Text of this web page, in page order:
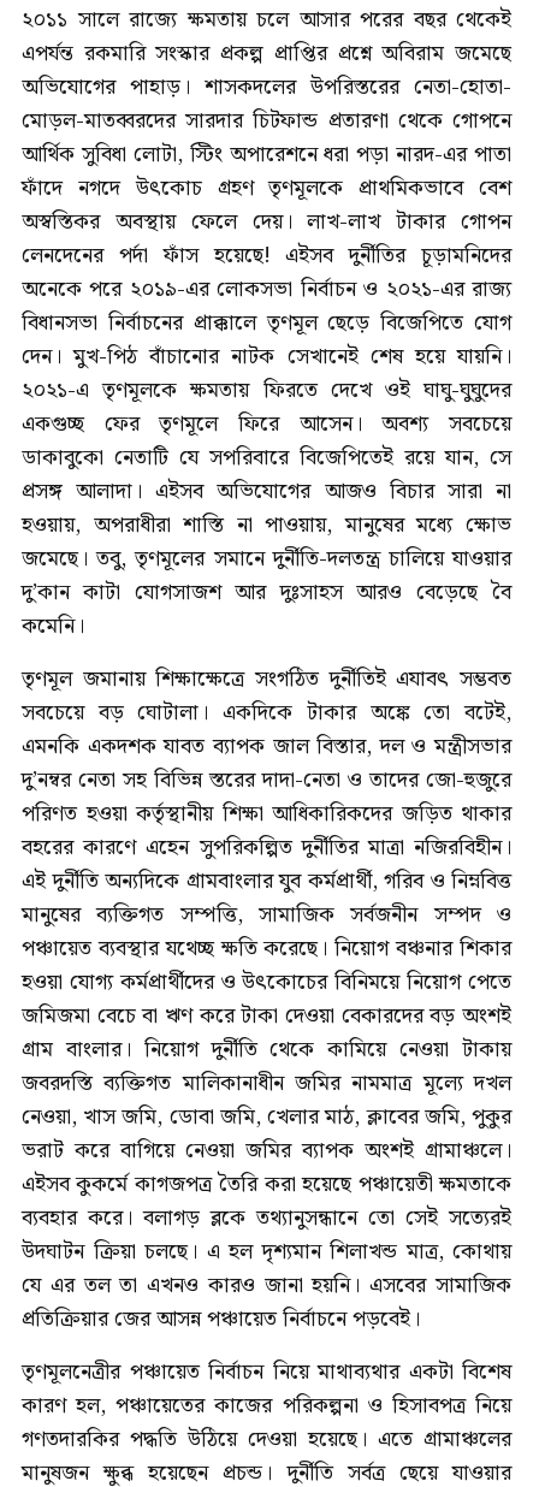
২০১১ সালে রাজ্যে ক্ষমতায় চলে আসার পরের বছর থেকেই
এপর্যন্ত রকমারি সংস্কার প্রকল্প প্রাপ্তির প্রশ্নে অবিরাম জমেছে
অভিযোগের পাহাড়। শাসকদলের উপরিস্তরের নেতা-হোতা-
মোড়ল-মাতব্বরদের সারদার চিটফান্ড প্রতারণা থেকে গোপনে
আর্থিক সুবিধা লোটা, স্টিং অপারেশনে ধরা পড়া নারদ-এর পাতা
ফাঁদে নগদে উৎকোচ গ্রহণ তৃণমূলকে প্রাথমিকভাবে বেশ
অস্বস্তিকর অবস্থায় ফেলে দেয়। লাখ-লাখ টাকার গোপন
লেনদেনের পর্দা ফাঁস হয়েছে! এইসব দুর্নীতির চূড়ামনিদের
অনেকে পরে ২০১৯-এর লোকসভা নির্বাচন ও ২০২১-এর রাজ্য
বিধানসভা নির্বাচনের প্রাক্কালে তৃণমূল ছেড়ে বিজেপিতে যোগ
দেন। মুখ-পিঠ বাঁচানোর নাটক সেখানেই শেষ হয়ে যায়নি।
২০২১-এ তৃণমূলকে ক্ষমতায় ফিরতে দেখে ওই ঘাঘু-ঘুঘুদের
একগুচ্ছ ফের তৃণমূলে ফিরে আসেন। অবশ্য সবচেয়ে
ডাকাবুকো নেতাটি যে সপরিবারে বিজেপিতেই রয়ে যান, সে
প্রসঙ্গ আলাদা। এইসব অভিযোগের আজও বিচার সারা না
হওয়ায়, অপরাধীরা শাস্তি না পাওয়ায়, মানুষের মধ্যে ক্ষোভ
জমেছে। তবু, তৃণমূলের সমানে দুর্নীতি-দলতন্ত্র চালিয়ে যাওয়ার
দু’কান কাটা যোগসাজশ আর দুঃসাহস আরও বেড়েছে বৈ
কমেনি।
তৃণমূল জমানায় শিক্ষাক্ষেত্রে সংগঠিত দুর্নীতিই এযাবৎ সম্ভবত
সবচেয়ে বড় ঘোটালা। একদিকে টাকার অঙ্কে তো বটেই,
এমনকি একদশক যাবত ব্যাপক জাল বিস্তার, দল ও মন্ত্রীসভার
দু’নম্বর নেতা সহ বিভিন্ন স্তরের দাদা-নেতা ও তাদের জো-হুজুরে
পরিণত হওয়া কর্তৃস্থানীয় শিক্ষা আধিকারিকদের জড়িত থাকার
বহরের কারণে এহেন সুপরিকল্পিত দুর্নীতির মাত্রা নজিরবিহীন।
এই দুর্নীতি অন্যদিকে গ্রামবাংলার যুব কর্মপ্রার্থী, গরিব ও নিম্নবিত্ত
মানুষের ব্যক্তিগত সম্পত্তি, সামাজিক সর্বজনীন সম্পদ ও
পঞ্চায়েত ব্যবস্থার যথেচ্ছ ক্ষতি করেছে। নিয়োগ বঞ্চনার শিকার
হওয়া যোগ্য কর্মপ্রার্থীদের ও উৎকোচের বিনিময়ে নিয়োগ পেতে
জমিজমা বেচে বা ঋণ করে টাকা দেওয়া বেকারদের বড় অংশই
গ্রাম বাংলার। নিয়োগ দুর্নীতি থেকে কামিয়ে নেওয়া টাকায়
জবরদস্তি ব্যক্তিগত মালিকানাধীন জমির নামমাত্র মূল্যে দখল
নেওয়া, খাস জমি, ডোবা জমি, খেলার মাঠ, ক্লাবের জমি, পুকুর
ভরাট করে বাগিয়ে নেওয়া জমির ব্যাপক অংশই গ্রামাঞ্চলে।
এইসব কুকর্মে কাগজপত্র তৈরি করা হয়েছে পঞ্চায়েতী ক্ষমতাকে
ব্যবহার করে। বলাগড় ব্লকে তথ্যানুসন্ধানে তো সেই সত্যেরই
উদঘাটন ক্রিয়া চলছে। এ হল দৃশ্যমান শিলাখন্ড মাত্র, কোথায়
যে এর তল তা এখনও কারও জানা হয়নি। এসবের সামাজিক
প্রতিক্রিয়ার জের আসন্ন পঞ্চায়েত নির্বাচনে পড়বেই।
তৃণমূলনেত্রীর পঞ্চায়েত নির্বাচন নিয়ে মাথাব্যথার একটা বিশেষ
কারণ হল, পঞ্চায়েতের কাজের পরিকল্পনা ও হিসাবপত্র নিয়ে
গণতদারকির পদ্ধতি উঠিয়ে দেওয়া হয়েছে। এতে গ্রামাঞ্চলের
মানুষজন ক্ষুব্ধ হয়েছেন প্রচন্ড। দুর্নীতি সর্বত্র ছেয়ে যাওয়ার